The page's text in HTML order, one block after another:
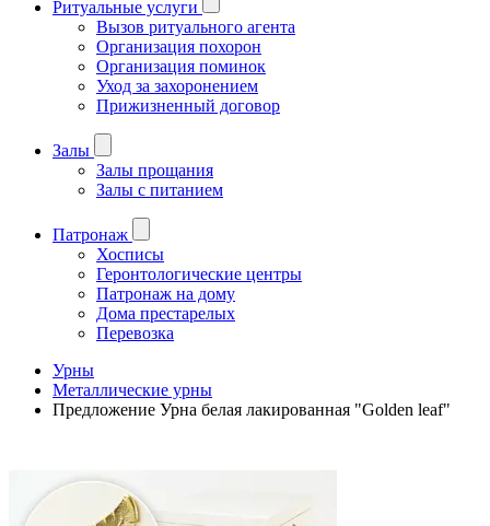
Ритуальные услуги
Вызов ритуального агента
Организация похорон
Организация поминок
Уход за захоронением
Прижизненный договор
Залы
Залы прощания
Залы с питанием
Патронаж
Хосписы
Геронтологические центры
Патронаж на дому
Дома престарелых
Перевозка
Урны
Металлические урны
Предложение Урна белая лакированная "Golden leaf"